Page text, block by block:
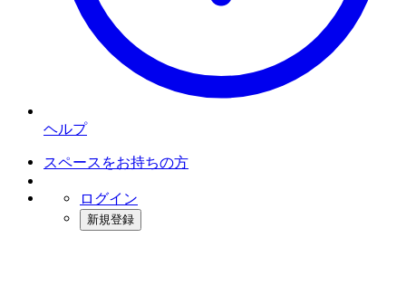
ヘルプ
スペースをお持ちの方
ログイン
新規登録